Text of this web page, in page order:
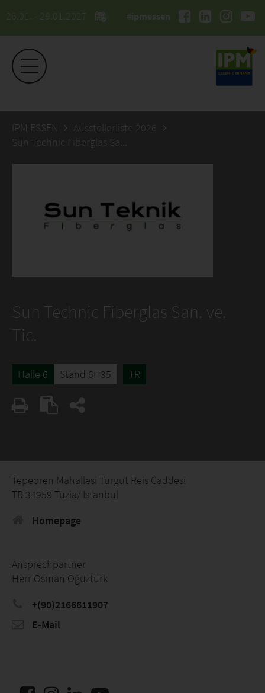
26.01. - 29.01.2027 #ipmessen
IPM ESSEN
Ausstellerliste 2026
Sun Technic Fiberglas San. ve. Tic.
Sun Technic Fiberglas San. ve.
Tic.
Halle 6 Stand 6H35 TR
Tepeoren Mahallesi Turgut Reis Caddesi
TR 34959 Tuzia/ Istanbul
Homepage
Ansprechpartner
Herr Osman Oğuztürk
+(90)2166611907
E-Mail